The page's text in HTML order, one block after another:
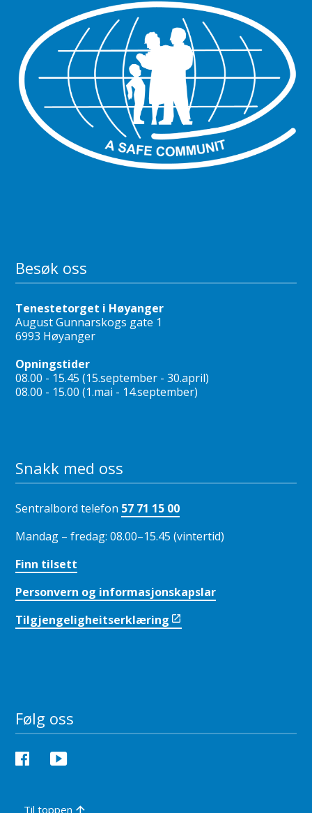
Besøk oss
Tenestetorget i Høyanger
August Gunnarskogs gate 1
6993 Høyanger
Opningstider
08.00 - 15.45 (15.september - 30.april)
08.00 - 15.00 (1.mai - 14.september)
Snakk med oss
Sentralbord telefon 57 71 15 00
Mandag – fredag: 08.00–15.45 (vintertid)
Finn tilsett
Personvern og informasjonskapslar
Tilgjengeligheitserklæring
Følg oss
Facebook
Til toppen